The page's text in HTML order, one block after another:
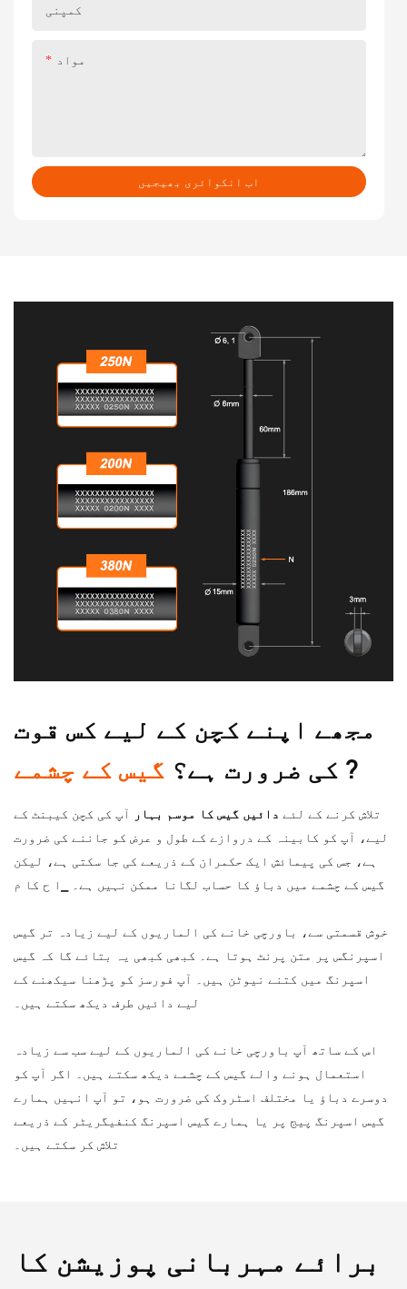
کمپنی
مواد
اب انکوائری بھیجیں
مجھے اپنے کچن کے لیے کس قوت
کی ضرورت ہے؟ ?
تلاش کرنے کے لئے دائیں گیس کا موسم بہار آپ کی کچن کیبنٹ کے
لیے، آپ کو کابینہ کے دروازے کے طول و عرض کو جاننے کی ضرورت
ہے، جس کی پیمائش ایک حکمران کے ذریعے کی جا سکتی ہے، لیکن
گیس کے چشمے میں دباؤ کا حساب لگانا ممکن نہیں ہے۔
▁ا ح کا م
خوش قسمتی سے، باورچی خانے کی الماریوں کے لیے زیادہ تر گیس
اسپرنگس پر متن پرنٹ ہوتا ہے۔ کبھی کبھی یہ بتائے گا کہ گیس
اسپرنگ میں کتنے نیوٹن ہیں۔ آپ فورسز کو پڑھنا سیکھنے کے
لیے دائیں طرف دیکھ سکتے ہیں۔
اس کے ساتھ آپ باورچی خانے کی الماریوں کے لیے سب سے زیادہ
استعمال ہونے والے گیس کے چشمے دیکھ سکتے ہیں۔ اگر آپ کو
دوسرے دباؤ یا مختلف اسٹروک کی ضرورت ہو، تو آپ انہیں ہمارے
گیس اسپرنگ پیج پر یا ہمارے گیس اسپرنگ کنفیگریٹر کے ذریعے
تلاش کر سکتے ہیں۔
برائے مہربانی پوزیشن کا